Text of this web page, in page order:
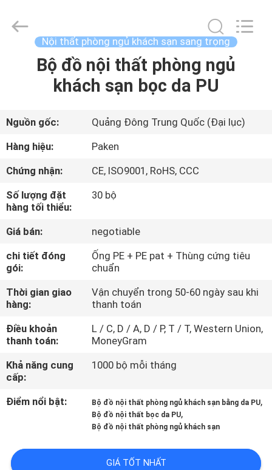
SẢN
PHẨM
CHÚNG
TÔI
THAM
QUAN
NHÀ
MÁY
KIỂM
SOÁT
CHẤT
LIÊN
Foshan
Paken
Nội thất phòng ngủ khách sạn sang trọng
Bộ đồ nội thất phòng ngủ
khách sạn bọc da PU
Nguồn gốc:
Quảng Đông Trung Quốc (Đại lục)
Hàng hiệu:
Paken
Chứng nhận:
CE, ISO9001, RoHS, CCC
Số lượng đặt
hàng tối thiểu:
30 bộ
Giá bán:
negotiable
chi tiết đóng
gói:
Ống PE + PE pat + Thùng cứng tiêu
chuẩn
Thời gian giao
hàng:
Vận chuyển trong 50-60 ngày sau khi
thanh toán
Điều khoản
thanh toán:
L / C, D / A, D / P, T / T, Western Union,
MoneyGram
Khả năng cung
cấp:
1000 bộ mỗi tháng
Điểm nổi bật: Bộ đồ nội thất phòng ngủ khách sạn bằng da PU,
Bộ đồ nội thất bọc da PU,
Bộ đồ nội thất phòng ngủ khách sạn
GIÁ TỐT NHẤT